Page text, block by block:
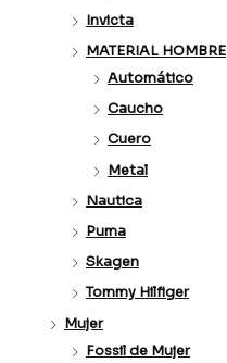
Invicta
MATERIAL HOMBRE
Automático
Caucho
Cuero
Metal
Nautica
Puma
Skagen
Tommy Hilfiger
Mujer
Fossil de Mujer